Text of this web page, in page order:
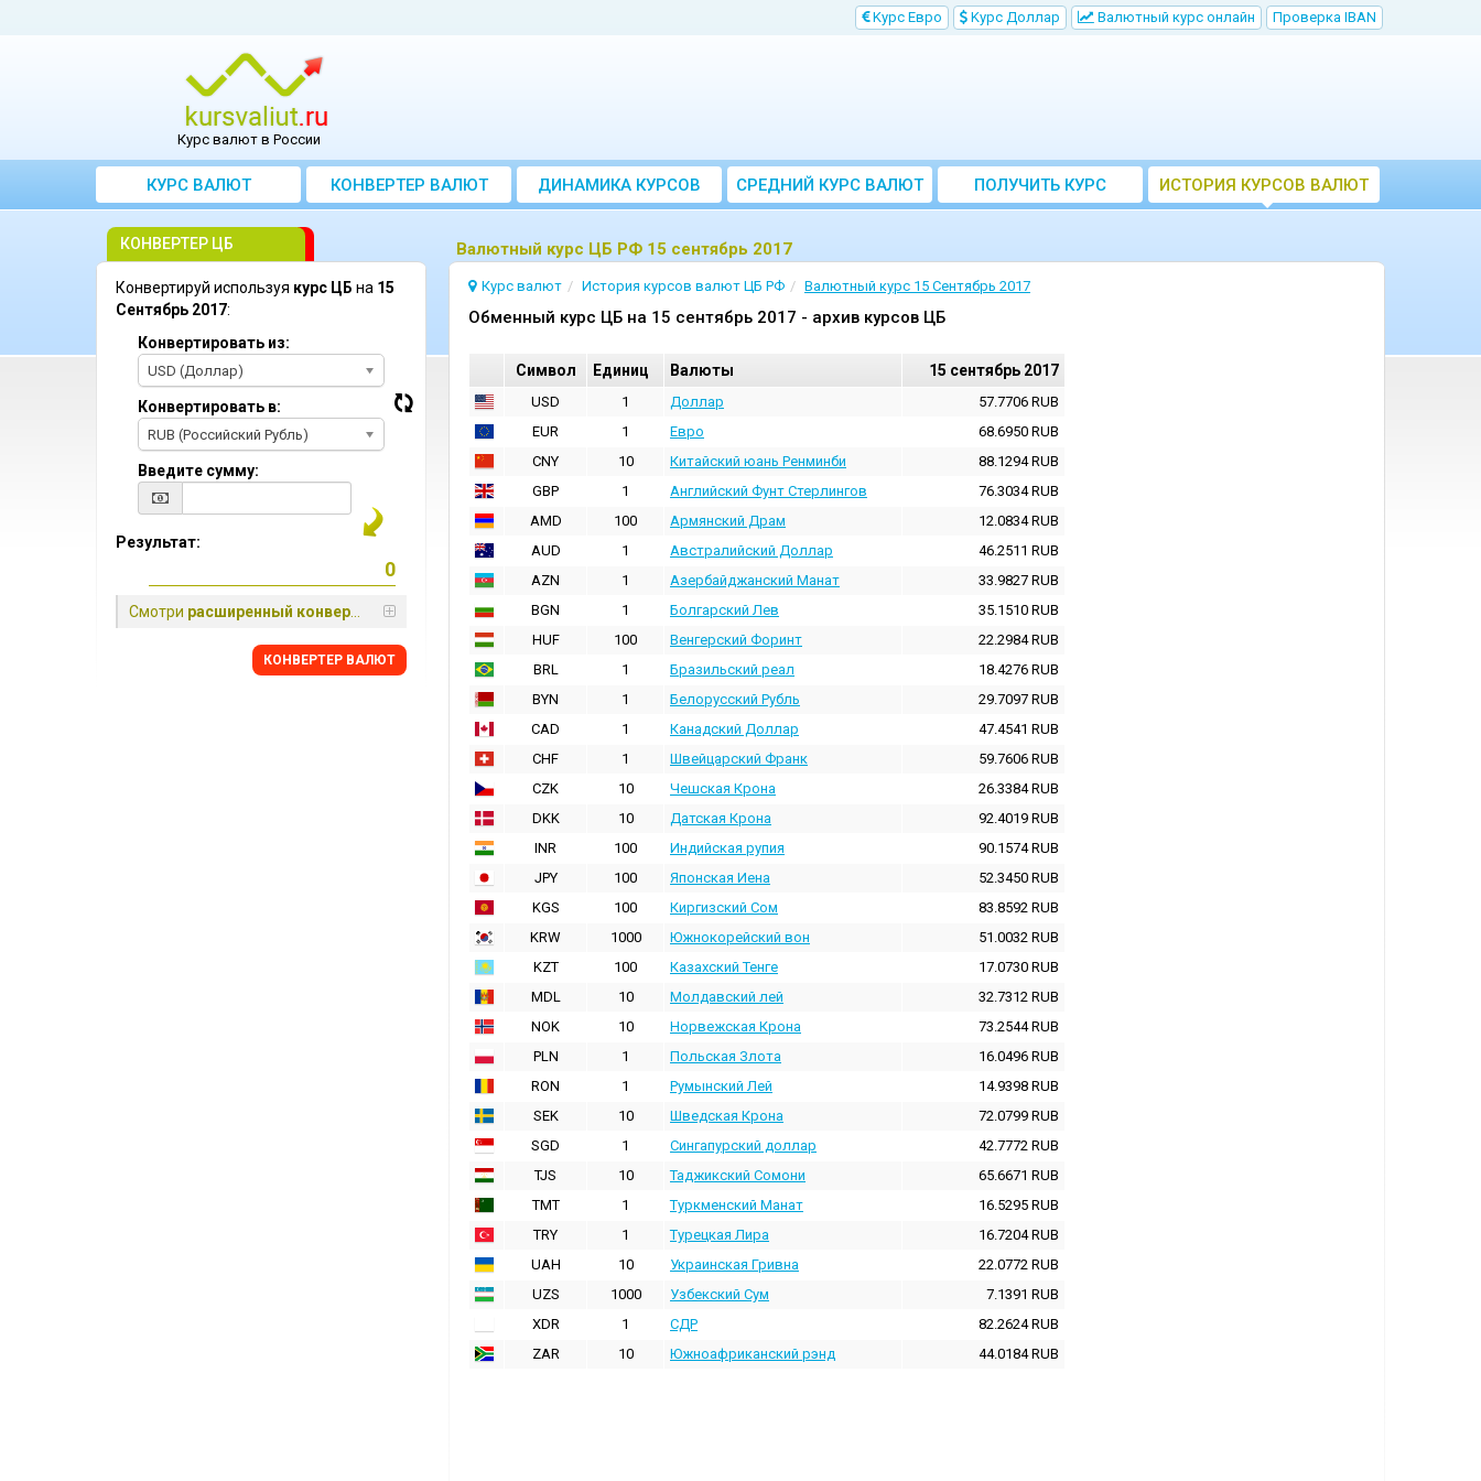
Kурс Евро Kурс Доллар Bалютный курс онлайн Проверка IBAN
Курс валют в России
КУРС ВАЛЮТ КОНВЕРТЕР ВАЛЮТ ДИНАМИКА КУРСОВ
CРЕДНИЙ КУРС ВАЛЮТ
ЗА МЕСЯЦ
ПОЛУЧИТЬ КУРС
ВАЛЮТ ЦБ
ИСТОРИЯ КУРСОВ ВАЛЮТ
ЦБ РФ
Bалютный курс ЦБ РФ 15 сентябрь 2017
Курс валют История курсов валют ЦБ РФ Валютный курс 15 Сентябрь 2017
Oбменный курс ЦБ на 15 сентябрь 2017 - архив курсов ЦБ
Cимвол Единиц Валюты 15 сентябрь 2017
USD 1 Доллар 57.7706 RUB
EUR
1 Евро 68.6950 RUB
CNY
10 Китайский юань Ренминби 88.1294RUB
GBP
1 Английский Фунт Стерлингов 76.3034RUB
AMD
100 Армянский Драм 12.0834RUB
AUD
1 Австралийский Доллар 46.2511 RUB
AZN
1 Азербайджанский Манат 33.9827 RUB
BGN
1 Болгарский Лев 35.1510 RUB
HUF
100 Венгерский Форинт 22.2984RUB
BRL
1 Бразильский реал 18.4276 RUB
BYN
1 Белорусский Рубль 29.7097 RUB
CAD
1 Канадский Доллар 47.4541 RUB
CHF
1 Швейцарский Франк 59.7606 RUB
CZK
10 Чешская Крона 26.3384RUB
DKK
10 Датская Крона 92.4019 RUB
INR
100 Индийская pупия 90.1574RUB
JPY
100 Японская Иена 52.3450 RUB
KGS
100 Киргизский Сом 83.8592 RUB
KRW
1000 Южнокорейский вон 51.0032 RUB
KZT
100 Казахский Тенге 17.0730 RUB
MDL
10 Молдавский лей 32.7312 RUB
NOK
10 Норвежская Крона 73.2544RUB
PLN
1 Польская Злота 16.0496 RUB
RON
1 Румынский Лей 14.9398 RUB
SEK
10 Шведская Крона 72.0799 RUB
SGD
1 Сингапурский доллар 42.7772 RUB
TJS
10 Таджикский Сомони 65.6671 RUB
TMT
1 Туркменский Манат 16.5295 RUB
TRY
1 Турецкая Лира 16.7204RUB
UAH
10 Украинская Гривна 22.0772 RUB
UZS
1000 Узбекский Сум 7.1391 RUB
XDR
1 СДР 82.2624RUB
ZAR
10 Южноафриканский рэнд 44.0184RUB
КОНВЕРТЕР ЦБ
Конвертируй используя курс ЦБ на 15
Сентябрь 2017:
Конвертировать из:
USD (Доллар)
Конвертировать в:
RUB (Российский Рубль)
Введите сумму:
Результат:
Смотри расширенный конвертер
КОНВЕРТЕР ВАЛЮТ